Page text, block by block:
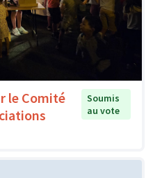
le Comité
Soumis
au vote